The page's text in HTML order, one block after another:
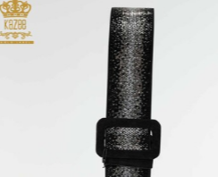
Lucrăm cu toate
sistemele de plată
Gram, Ria.
Țesăturile folosite în
Kazee sunt realizate
produsele noastre sunt
Accesoriul cu sigla
Desenele tuturor